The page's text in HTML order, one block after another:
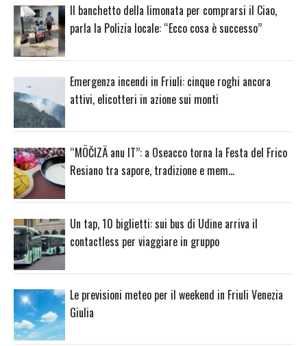
Il banchetto della limonata per comprarsi il Ciao,
parla la Polizia locale: “Ecco cosa è successo”
Emergenza incendi in Friuli: cinque roghi ancora
attivi, elicotteri in azione sui monti
“MÖČIZÄ anu IT”: a Oseacco torna la Festa del Frico
Resiano tra sapore, tradizione e mem…
Un tap, 10 biglietti: sui bus di Udine arriva il
contactless per viaggiare in gruppo
Le previsioni meteo per il weekend in Friuli Venezia
Giulia